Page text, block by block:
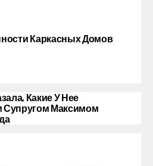
Каркасных Домов
Какие У Нее
Максимом